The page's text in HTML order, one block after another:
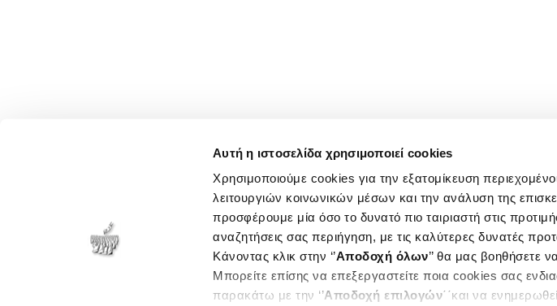
Αυτή η ιστοσελίδα χρησιμοποιεί cookies
Χρησιμοποιούμε cookies για την εξατομίκευση
λειτουργιών κοινωνικών μέσων και την ανάλυση της
προσφέρουμε μία όσο το δυνατό πιο ταιριαστή στις
αναζητήσεις σας περιήγηση, με τις καλύτερες δυνατές
Κάνοντας κλικ στην ‘’Αποδοχή όλων’’ θα μας βοηθήσετε
Μπορείτε επίσης να επεξεργαστείτε ποια cookies σας
παρακάτω με την ‘’Αποδοχή επιλογών΄΄και να